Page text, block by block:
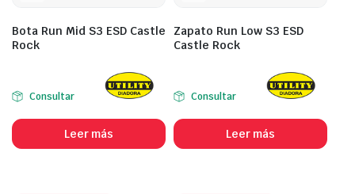
Bota Run Mid S3 ESD Castle
Rock
Consultar
Leer más
Zapato Run Low S3 ESD
Castle Rock
Consultar
Leer más